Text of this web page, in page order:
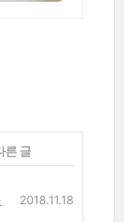
른 글
2018.11.18